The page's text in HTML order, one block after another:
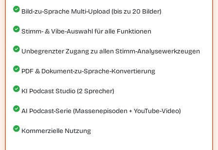
Bild-zu-Sprache Multi-Upload (bis zu 20 Bilder)
Stimm- & Vibe-Auswahl für alle Funktionen
Unbegrenzter Zugang zu allen Stimm-Analysewerkzeugen
PDF & Dokument-zu-Sprache-Konvertierung
KI Podcast Studio (2 Sprecher)
AI Podcast-Serie (Massenepisoden + YouTube-Video)
Kommerzielle Nutzung